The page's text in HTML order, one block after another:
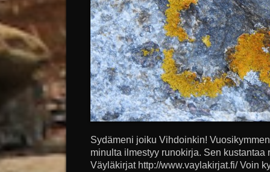
Sydämeni joiku Vihdoinkin!
minulta ilmestyy runokirja. Sen kustantaa
Väyläkirjat http://www.vaylakirjat.fi/ Voin